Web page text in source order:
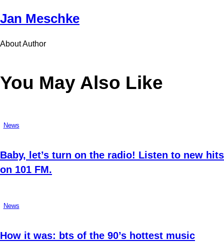
Jan Meschke
About Author
You May Also Like
News
Baby, let’s turn on the radio! Listen to new hits
on 101 FM.
News
How it was: bts of the 90’s hottest music